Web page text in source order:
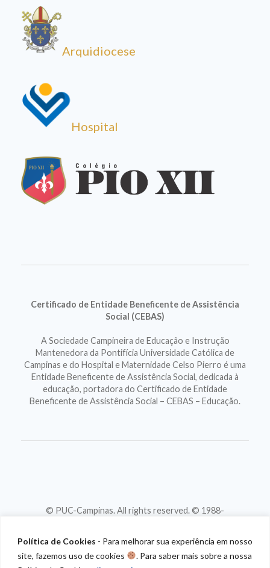
Política de Cookies - Para melhorar sua experiência em nosso
site, fazemos uso de cookies
. Para saber mais sobre a nossa
Arquidiocese
Hospital
Certificado de Entidade Beneficente de Assistência
Social (CEBAS)
A Sociedade Campineira de Educação e Instrução
Mantenedora da Pontifícia Universidade Católica de
Campinas e do Hospital e Maternidade Celso Pierro é uma
Entidade Beneficente de Assistência Social, dedicada à
educação, portadora do Certificado de Entidade
Beneficente de Assistência Social – CEBAS – Educação.
© PUC-Campinas. All rights reserved. © 1988-